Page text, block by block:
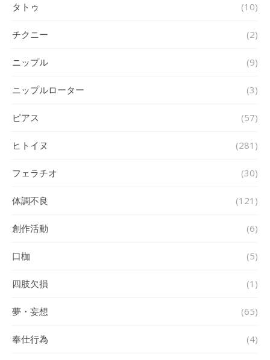
タトゥ (10)
チクニー (2)
ニップル (9)
ニップルローター (3)
ピアス (57)
ヒトイヌ (281)
フェラチオ (30)
体調不良 (121)
創作活動 (6)
口枷 (5)
四肢欠損 (1)
夢・妄想 (65)
奉仕行為 (4)